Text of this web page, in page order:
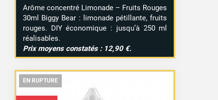
Arôme concentré Limonade – Fruits Rouges
30ml Biggy Bear : limonade pétillante, fruits
rouges. DIY économique : jusqu’à 250 ml
réalisables.
Prix moyens constatés : 12,90 €.
EN RUPTURE
EN RUPTURE
EN RUPTURE